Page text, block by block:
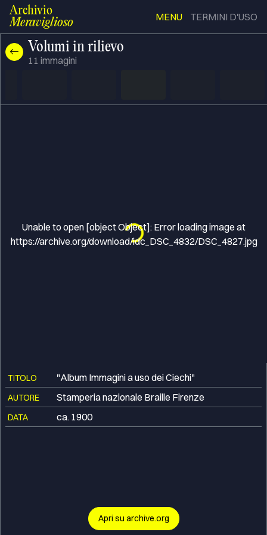
Archivio
Meraviglioso
MENU TERMINI D'USO
Volumi in rilievo
11 immagini
TITOLO "Album Immagini a uso dei Ciechi"
AUTORE Stamperia nazionale Braille Firenze
DATA ca. 1900
Apri su archive.org
Loading...
Unable to open [object Object]: Error loading image at
https://archive.org/download/idc_DSC_4832/DSC_4827.jpg